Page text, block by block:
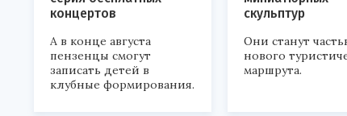
концертов
А в конце августа
пензенцы смогут
записать детей в
клубные формирования.
скульптур
Они станут
нового
маршрута.